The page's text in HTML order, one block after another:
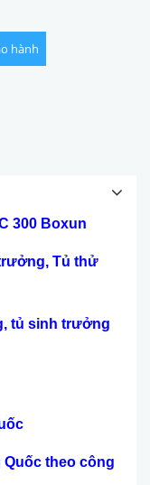
hành
300 Boxun
, Tủ thử
tủ sinh trưởng
Quốc theo công